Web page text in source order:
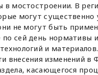
в мостостроении. В
могут существенно
не могут быть
сей день нормативы
и
внесения изменений в
касающегося